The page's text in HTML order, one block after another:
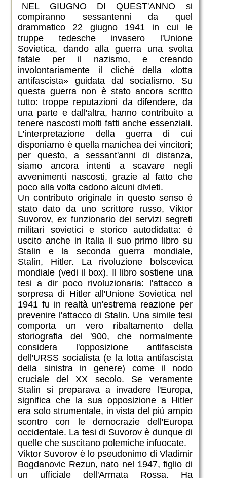
NEL GIUGNO DI QUEST'ANNO si
compiranno sessantenni da quel
drammatico 22 giugno 1941 in cui le
truppe tedesche invasero l'Unione
Sovietica, dando alla guerra una svolta
fatale per il nazismo, e creando
involontariamente il cliché della «lotta
antifascista» guidata dal socialismo. Su
questa guerra non è stato ancora scritto
tutto: troppe reputazioni da difendere, da
una parte e dall'altra, hanno contribuito a
tenere nascosti molti fatti anche essenziali.
L'interpretazione della guerra di cui
disponiamo è quella manichea dei vincitori;
per questo, a sessant'anni di distanza,
siamo ancora intenti a scavare negli
avvenimenti nascosti, grazie al fatto che
poco alla volta cadono alcuni divieti.
Un contributo originale in questo senso è
stato dato da uno scrittore russo, Viktor
Suvorov, ex funzionario dei servizi segreti
militari sovietici e storico autodidatta: è
uscito anche in Italia il suo primo libro su
Stalin e la seconda guerra mondiale,
Stalin, Hitler. La rivoluzione bolscevica
mondiale (vedi il box). Il libro sostiene una
tesi a dir poco rivoluzionaria: l'attacco a
sorpresa di Hitler all'Unione Sovietica nel
1941 fu in realtà un'estrema reazione per
prevenire l'attacco di Stalin. Una simile tesi
comporta un vero ribaltamento della
storiografia del '900, che normalmente
considera l'opposizione antifascista
dell'URSS socialista (e la lotta antifascista
della sinistra in genere) come il nodo
cruciale del XX secolo. Se veramente
Stalin si preparava a invadere l'Europa,
significa che la sua opposizione a Hitler
era solo strumentale, in vista del più ampio
scontro con le democrazie dell'Europa
occidentale. La tesi di Suvorov è dunque di
quelle che suscitano polemiche infuocate.
Viktor Suvorov è lo pseudonimo di Vladimir
Bogdanovic Rezun, nato nel 1947, figlio di
un ufficiale dell'Armata Rossa. Ha